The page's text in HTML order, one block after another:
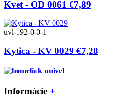
Kvet - OD 0061 €7,89
uvl-192-0-0-1
Kytica - KV 0029 €7,28
Informácie +